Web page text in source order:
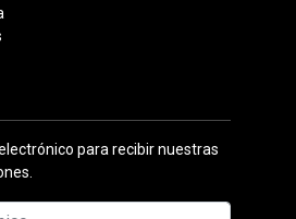
para recibir nuestras